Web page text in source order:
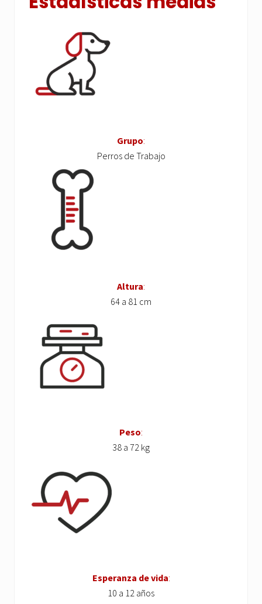
Grupo:
Perros de Trabajo
Altura:
64 a 81 cm
Peso:
38 a 72 kg
Esperanza de vida:
10 a 12 años